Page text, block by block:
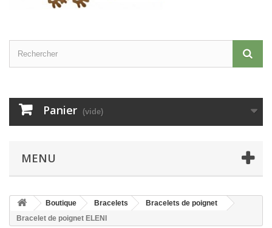
Panier (vide)
MENU
Boutique Bracelets
Bracelets de poignet
Bracelet de poignet ELENI